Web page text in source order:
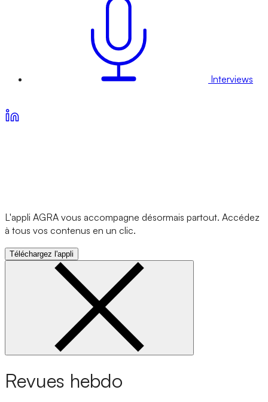
Interviews
L'appli AGRA vous accompagne désormais partout. Accédez
à tous vos contenus en un clic.
Téléchargez l'appli
Revues hebdo